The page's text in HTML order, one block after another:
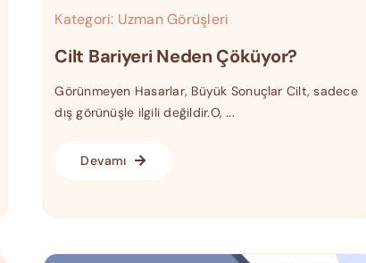
Kategori: Uzman Görüşleri
Cilt Bariyeri Neden Çöküyor?
Görünmeyen Hasarlar, Büyük Sonuçlar Cilt, sadece
dış görünüşle ilgili değildir.O, ...
Devamı